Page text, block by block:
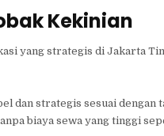
Kekinian
yang strategis di Jakarta
dan strategis sesuai
biaya sewa yang tinggi